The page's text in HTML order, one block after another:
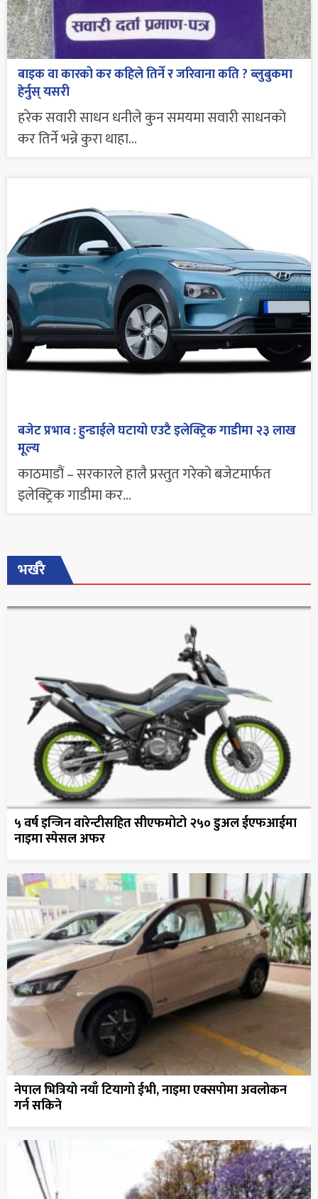
बाइक वा कारको कर कहिले तिर्ने र जरिवाना कति ? ब्लुबुकमा
हेर्नुस् यसरी
हरेक सवारी साधन धनीले कुन समयमा सवारी साधनको
कर तिर्ने भन्ने कुरा थाहा...
बजेट प्रभाव : हुन्डाईले घटायो एउटै इलेक्ट्रिक गाडीमा २३ लाख
मूल्य
काठमाडौं – सरकारले हालै प्रस्तुत गरेको बजेटमार्फत
इलेक्ट्रिक गाडीमा कर...
भर्खरै
५ वर्ष इन्जिन वारेन्टीसहित सीएफमोटो २५० डुअल ईएफआईमा
नाइमा स्पेसल अफर
नेपाल भित्रियो नयाँ टियागो ईभी, नाइमा एक्सपोमा अवलोकन
गर्न सकिने